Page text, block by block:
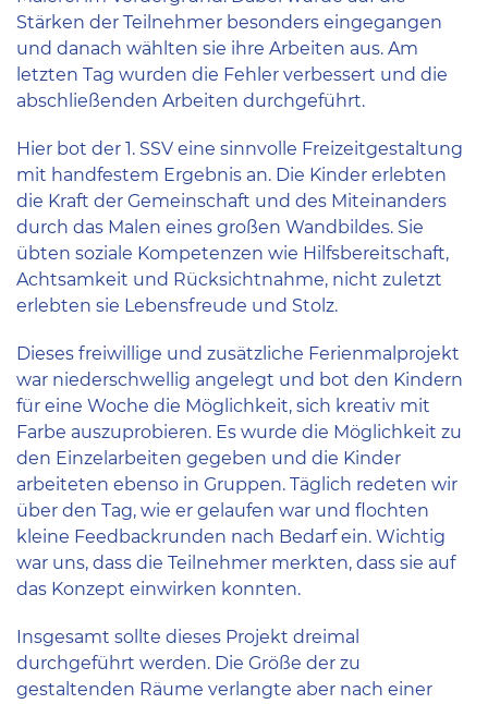
Stärken der Teilnehmer besonders eingegangen
und danach wählten sie ihre Arbeiten aus. Am
letzten Tag wurden die Fehler verbessert und die
abschließenden Arbeiten durchgeführt.
Hier bot der 1. SSV eine sinnvolle Freizeitgestaltung
mit handfestem Ergebnis an. Die Kinder erlebten
die Kraft der Gemeinschaft und des Miteinanders
durch das Malen eines großen Wandbildes. Sie
übten soziale Kompetenzen wie Hilfsbereitschaft,
Achtsamkeit und Rücksichtnahme, nicht zuletzt
erlebten sie Lebensfreude und Stolz.
Dieses freiwillige und zusätzliche Ferienmalprojekt
war niederschwellig angelegt und bot den Kindern
für eine Woche die Möglichkeit, sich kreativ mit
Farbe auszuprobieren. Es wurde die Möglichkeit zu
den Einzelarbeiten gegeben und die Kinder
arbeiteten ebenso in Gruppen. Täglich redeten wir
über den Tag, wie er gelaufen war und flochten
kleine Feedbackrunden nach Bedarf ein. Wichtig
war uns, dass die Teilnehmer merkten, dass sie auf
das Konzept einwirken konnten.
Insgesamt sollte dieses Projekt dreimal
durchgeführt werden. Die Größe der zu
gestaltenden Räume verlangte aber nach einer